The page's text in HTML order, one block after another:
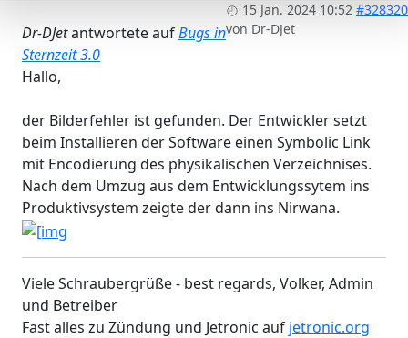
15 Jan. 2024 10:52 #328320
von Dr-DJet
Dr-DJetantwortete aufBugs in
Sternzeit 3.0
Hallo,
der Bilderfehler ist gefunden. Der Entwickler setzt
beim Installieren der Software einen Symbolic Link
mit Encodierung des physikalischen Verzeichnises.
Nach dem Umzug aus dem Entwicklungssytem ins
Produktivsystem zeigte der dann ins Nirwana.
Viele Schraubergrüße - best regards, Volker, Admin
und Betreiber
Fast alles zu Zündung und Jetronic auf jetronic.org